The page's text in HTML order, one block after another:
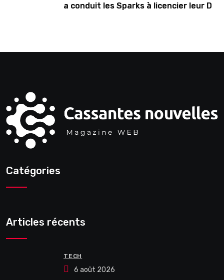
a conduit les Sparks à licencier leur DG
Catégories
Articles récents
TECH
6 août 2026